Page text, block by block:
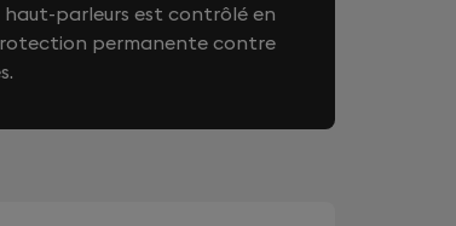
haut-parleurs est contrôlé en
permanente contre